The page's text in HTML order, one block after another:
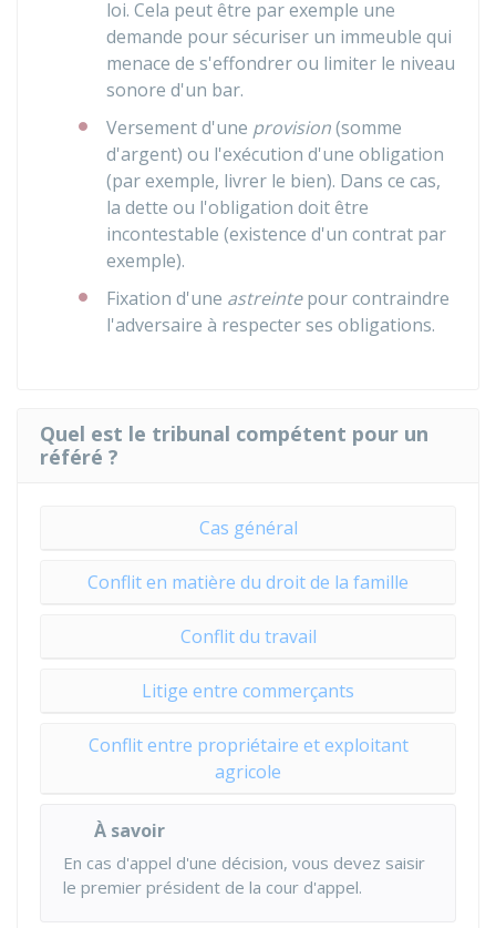
loi. Cela peut être par exemple une
demande pour sécuriser un immeuble qui
menace de s'effondrer ou limiter le niveau
sonore d'un bar.
Versement d'une provision(somme
d'argent) ou l'exécution d'une obligation
(par exemple, livrer le bien). Dans ce cas,
la dette ou l'obligation doit être
incontestable (existence d'un contrat par
exemple).
Fixation d'une astreintepour contraindre
l'adversaire à respecter ses obligations.
Quel est le tribunal compétent pour un
référé ?
Cas général
Conflit en matière du droit de la famille
Conflit du travail
Litige entre commerçants
Conflit entre propriétaire et exploitant
agricole
À savoir
En cas d'appel d'une décision, vous devez saisir
le premier président de la cour d'appel.